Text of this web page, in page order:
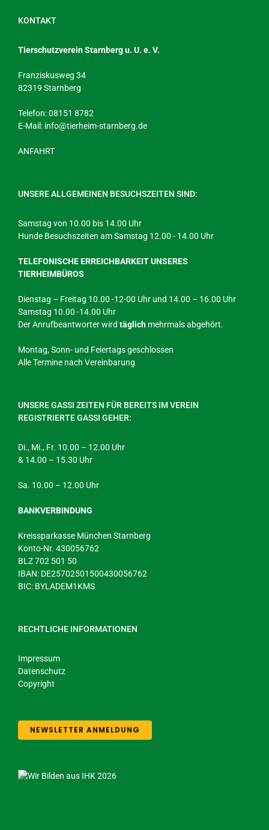
KONTAKT
Tierschutzverein Starnberg u. U. e. V.
Franziskusweg 34
82319 Starnberg
Telefon: 08151 8782
E-Mail: info@tierheim-starnberg.de
ANFAHRT
UNSERE ALLGEMEINEN BESUCHSZEITEN SIND:
Samstag von 10.00 bis 14.00 Uhr
Hunde Besuchszeiten am Samstag 12.00 - 14.00 Uhr
TELEFONISCHE ERREICHBARKEIT UNSERES
TIERHEIMBÜROS
Dienstag – Freitag 10.00 -12-00 Uhr und 14.00 – 16.00 Uhr
Samstag 10.00 -14.00 Uhr
Der Anrufbeantworter wird täglich mehrmals abgehört.
Montag, Sonn- und Feiertags geschlossen
Alle Termine nach Vereinbarung
UNSERE GASSI ZEITEN FÜR BEREITS IM VEREIN
REGISTRIERTE GASSI GEHER:
Di., Mi., Fr. 10.00 – 12.00 Uhr
& 14.00 – 15.30 Uhr
Sa. 10.00 – 12.00 Uhr
BANKVERBINDUNG
Kreissparkasse München Starnberg
Konto-Nr. 430056762
BLZ 702 501 50
IBAN: DE25702501500430056762
BIC: BYLADEM1KMS
RECHTLICHE INFORMATIONEN
Impressum
Datenschutz
Copyright
NEWSLETTER ANMELDUNG